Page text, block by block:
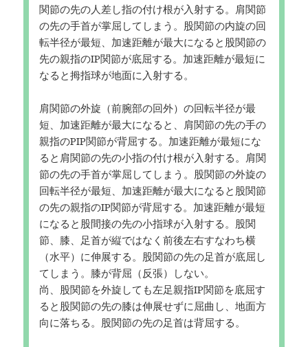
関節の先の人差し指の付け根が入射する。肩関節
の先の手首が掌屈してしまう。股関節の内旋の回
転半径が最短、加速距離が最大になると股関節の
先の親指のIP関節が底屈する。加速距離が最短に
なると拇指球が地面に入射する。
肩関節の外旋（前腕部の回外）の回転半径が最
短、加速距離が最大になると、肩関節の先の手の
親指のPIP関節が背屈する。加速距離が最短にな
ると肩関節の先の小指の付け根が入射する。肩関
節の先の手首が掌屈してしまう。股関節の外旋の
回転半径が最短、加速距離が最大になると股関節
の先の親指のIP関節が背屈する。加速距離が最短
になると股間接の先の小指球が入射する。股関
節、膝、足首が縦ではなく前後左右すなわち横
（水平）に伸展する。股関節の先の足首が底屈し
てしまう。膝が背屈（反張）しない。
尚、股関節を外旋しても左足親指IP関節を底屈す
ると股関節の先の膝は伸展せずに屈曲し、地面方
向に落ちる。股関節の先の足首は背屈する。